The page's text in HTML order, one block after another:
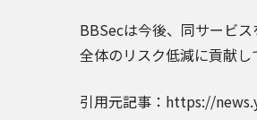
BBSecは今後、同サービ
全体のリスク低減に貢献し
引用元記事：https://